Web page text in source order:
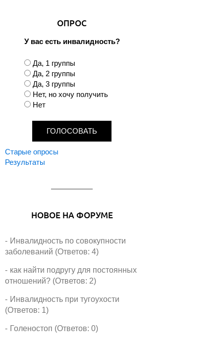
ОПРОС
У вас есть инвалидность?
В
а
р
и
а
Да, 1 группы
Да, 2 группы
Да, 3 группы
Нет, но хочу получить
Нет
Старые опросы
Результаты
НОВОЕ НА ФОРУМЕ
Инвалидность по совокупности
заболеваний (Ответов: 4)
как найти подругу для постоянных
отношений? (Ответов: 2)
Инвалидность при тугоухости
(Ответов: 1)
Голеностоп (Ответов: 0)